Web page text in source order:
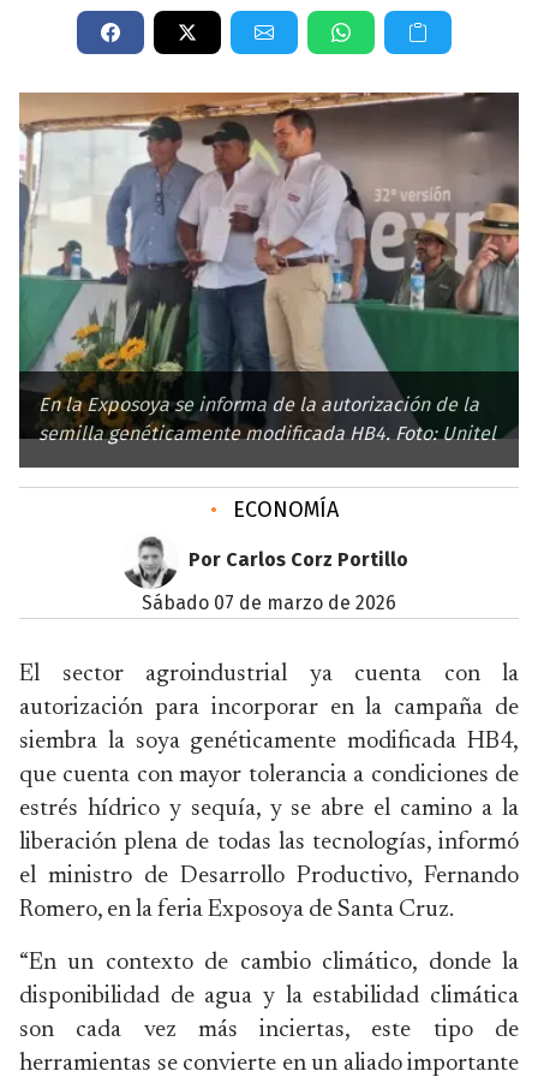
En la Exposoya se informa de la autorización de la
semilla genéticamente modificada HB4. Foto: Unitel
• ECONOMÍA
Por Carlos Corz Portillo
sábado 07 de marzo de 2026
El sector agroindustrial ya cuenta con la
autorización para incorporar en la campaña de
siembra la soya genéticamente modificada HB4,
que cuenta con mayor tolerancia a condiciones de
estrés hídrico y sequía, y se abre el camino a la
liberación plena de todas las tecnologías, informó
el ministro de Desarrollo Productivo, Fernando
Romero, en la feria Exposoya de Santa Cruz.
“En un contexto de cambio climático, donde la
disponibilidad de agua y la estabilidad climática
son cada vez más inciertas, este tipo de
herramientas se convierte en un aliado importante